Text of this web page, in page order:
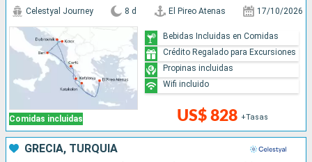
Comidas incluidas
Celestyal Journey 8 d El Pireo Atenas 17/10/2026
US$ 828 +Tasas
Bebidas Incluidas en Comidas
Crédito Regalado para Excursiones
Propinas incluidas
Wifi incluido
GRECIA, TURQUÍA